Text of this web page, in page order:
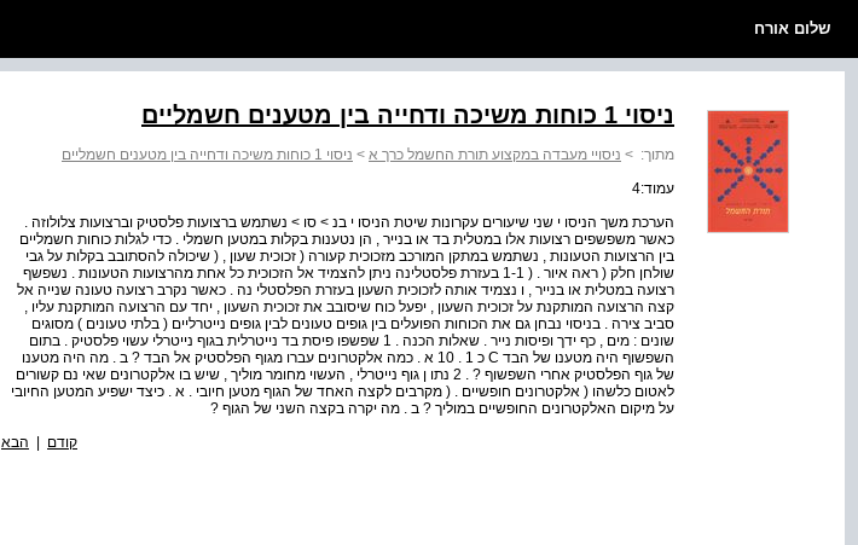
שלום אורח
ניסוי 1 כוחות משיכה ודחייה בין מטענים חשמליים
מתוך: > ניסויי מעבדה במקצוע תורת החשמל כרך א > ניסוי 1 כוחות משיכה ודחייה בין מטענים חשמליים
עמוד:4
הערכת משך הניסו י שני שיעורים עקרונות שיטת הניסו י בנ > סו > נשתמש ברצועות פלסטיק וברצועות צלולוזה .
כאשר משפשפים רצועות אלו במטלית בד או בנייר , הן נטענות בקלות במטען חשמלי . כדי לגלות כוחות חשמליים
בין הרצועות הטעונות , נשתמש במתקן המורכב מזכוכית קעורה ( זכוכית שעון , ( שיכולה להסתובב בקלות על גבי
שולחן חלק ( ראה איור . ( 1-1 בעזרת פלסטלינה ניתן להצמיד אל הזכוכית כל אחת מהרצועות הטעונות . נשפשף
רצועה במטלית או בנייר , ו נצמיד אותה לזכוכית השעון בעזרת הפלסטלי נה . כאשר נקרב רצועה טעונה שנייה אל
קצה הרצועה המותקנת על זכוכית השעון , יפעל כוח שיסובב את זכוכית השעון , יחד עם הרצועה המותקנת עליו ,
סביב צירה . בניסוי נבחן גם את הכוחות הפועלים בין גופים טעונים לבין גופים נייטרליים ( בלתי טעונים ) מסוגים
שונים : מים , כף ידך ופיסות נייר . שאלות הכנה . 1 שפשפו פיסת בד נייטרלית בגוף נייטרלי עשוי פלסטיק . בתום
השפשוף היה מטענו של הבד C כ 1 . 10 א . כמה אלקטרונים עברו מגוף הפלסטיק אל הבד ? ב . מה היה מטענו
של גוף הפלסטיק אחרי השפשוף ? . 2 נתו ן גוף נייטרלי , העשוי מחומר מוליך , שיש בו אלקטרונים שאי נם קשורים
לאטום כלשהו ( אלקטרונים חופשיים . ( מקרבים לקצה האחד של הגוף מטען חיובי . א . כיצד ישפיע המטען החיובי
על מיקום האלקטרונים החופשיים במוליך ? ב . מה יקרה בקצה השני של הגוף ?
קודם | הבא